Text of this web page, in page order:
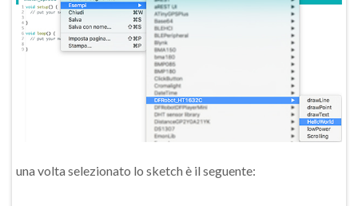
una volta selezionato lo sketch è il seguente: